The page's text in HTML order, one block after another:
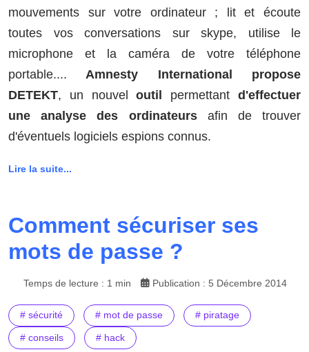
mouvements sur votre ordinateur ; lit et écoute
toutes vos conversations sur skype, utilise le
microphone et la caméra de votre téléphone
portable.... Amnesty International propose
DETEKT, un nouveloutil permettantd'effectuer
une analyse des ordinateursafin de trouver
d'éventuels logiciels espions connus.
Lire la suite...
Comment sécuriser ses
mots de passe ?
Temps de lecture : 1 min Publication : 5 Décembre 2014
# sécurité # mot de passe # piratage
# conseils # hack